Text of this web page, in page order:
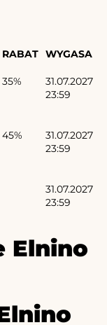
RABAT WYGASA
35%
31.07.2027
23:59
45%
31.07.2027
23:59
31.07.2027
23:59
Elnino